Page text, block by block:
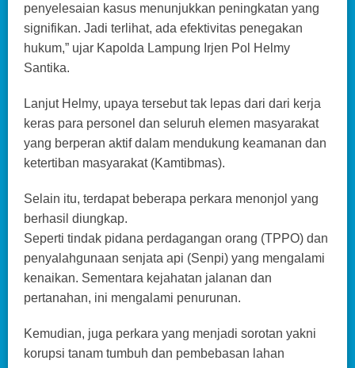
penyelesaian kasus menunjukkan peningkatan yang
signifikan. Jadi terlihat, ada efektivitas penegakan
hukum,” ujar Kapolda Lampung Irjen Pol Helmy
Santika.
Lanjut Helmy, upaya tersebut tak lepas dari dari kerja
keras para personel dan seluruh elemen masyarakat
yang berperan aktif dalam mendukung keamanan dan
ketertiban masyarakat (Kamtibmas).
Selain itu, terdapat beberapa perkara menonjol yang
berhasil diungkap.
Seperti tindak pidana perdagangan orang (TPPO) dan
penyalahgunaan senjata api (Senpi) yang mengalami
kenaikan. Sementara kejahatan jalanan dan
pertanahan, ini mengalami penurunan.
Kemudian, juga perkara yang menjadi sorotan yakni
korupsi tanam tumbuh dan pembebasan lahan